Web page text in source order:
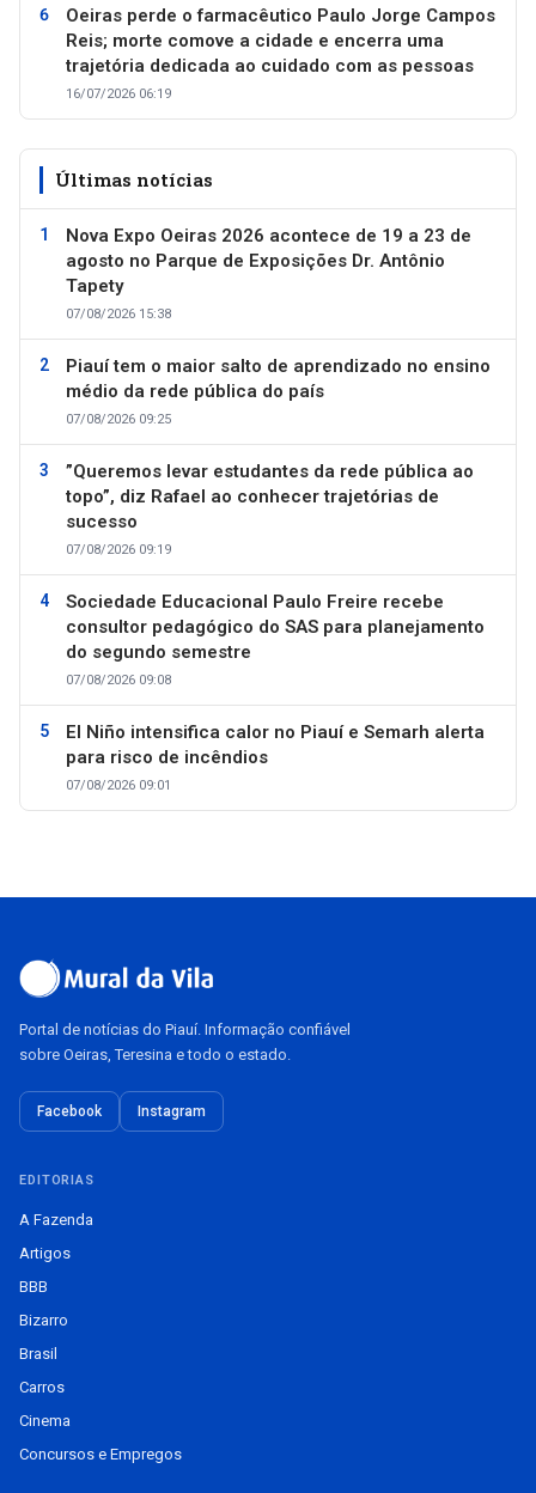
Oeiras perde o farmacêutico Paulo Jorge Campos
Reis; morte comove a cidade e encerra uma
trajetória dedicada ao cuidado com as pessoas
16/07/2026 06:19
Últimas notícias
Nova Expo Oeiras 2026 acontece de 19 a 23 de
agosto no Parque de Exposições Dr. Antônio
Tapety
07/08/2026 15:38
Piauí tem o maior salto de aprendizado no ensino
médio da rede pública do país
07/08/2026 09:25
”Queremos levar estudantes da rede pública ao
topo”, diz Rafael ao conhecer trajetórias de
sucesso
07/08/2026 09:19
Sociedade Educacional Paulo Freire recebe
consultor pedagógico do SAS para planejamento
do segundo semestre
07/08/2026 09:08
El Niño intensifica calor no Piauí e Semarh alerta
para risco de incêndios
07/08/2026 09:01
Portal de notícias do Piauí. Informação confiável
sobre Oeiras, Teresina e todo o estado.
Facebook Instagram
EDITORIAS
A Fazenda
Artigos
BBB
Bizarro
Brasil
Carros
Cinema
Concursos e Empregos